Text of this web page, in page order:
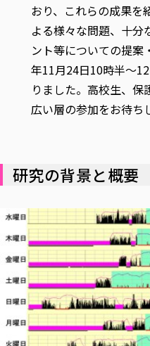
おり、これらの成果を
よる様々な問題、十分
ント等についての提案
年11月24日10時半～
りました。高校生、
広い層の参加をお待ち
研究の背景と概要